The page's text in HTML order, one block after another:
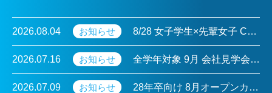
2026.08.04 お知らせ 8/28 女子学生×先輩女子 Cafe座談会参加のお知らせ
2026.07.16 お知らせ 全学年対象 9月 会社見学会のお知らせ
2026.07.09 お知らせ 28年卒向け 8月オープンカンパニーのお知らせ